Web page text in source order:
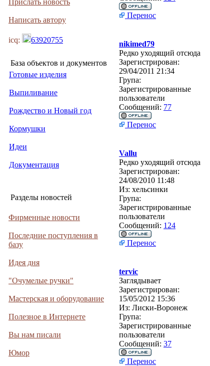
Прислать новость
Написать автору
icq: 63920755
База объектов и документов
Готовые изделия
Выпиливание
Рождество и Новый год
Кормушки
Идеи
Документация
Разделы новостей
Фирменные новости
Последние поступления в
базу
Идея дня
"Очумелые ручки"
Мастерская и оборудование
Полезное в Интернете
Вы нам писали
Юмор
Перенос
nikimed79
Редко уходящий отсюда
Зарегистрирован:
29/04/2011 21:34
Група:
Зарегистрированные
пользователи
Сообщений: 77
Перенос
Vallu
Редко уходящий отсюда
Зарегистрирован:
24/08/2010 11:48
Из: хельсинки
Група:
Зарегистрированные
пользователи
Сообщений: 124
Перенос
tervic
Заглядывает
Зарегистрирован:
15/05/2012 15:36
Из: Лиски-Воронеж
Група:
Зарегистрированные
пользователи
Сообщений: 37
Перенос